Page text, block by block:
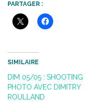
PARTAGER :
SIMILAIRE
DIM 05/05 : SHOOTING
PHOTO AVEC DIMITRY
ROULLAND